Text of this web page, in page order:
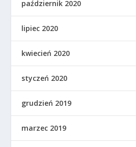
październik 2020
lipiec 2020
kwiecień 2020
styczeń 2020
grudzień 2019
marzec 2019